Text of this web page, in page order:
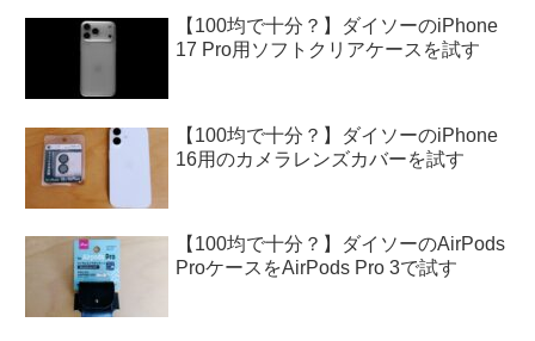
【100均で十分？】ダイソーのiPhone
17 Pro用ソフトクリアケースを試す
【100均で十分？】ダイソーのiPhone
16用のカメラレンズカバーを試す
【100均で十分？】ダイソーのAirPods
ProケースをAirPods Pro 3で試す